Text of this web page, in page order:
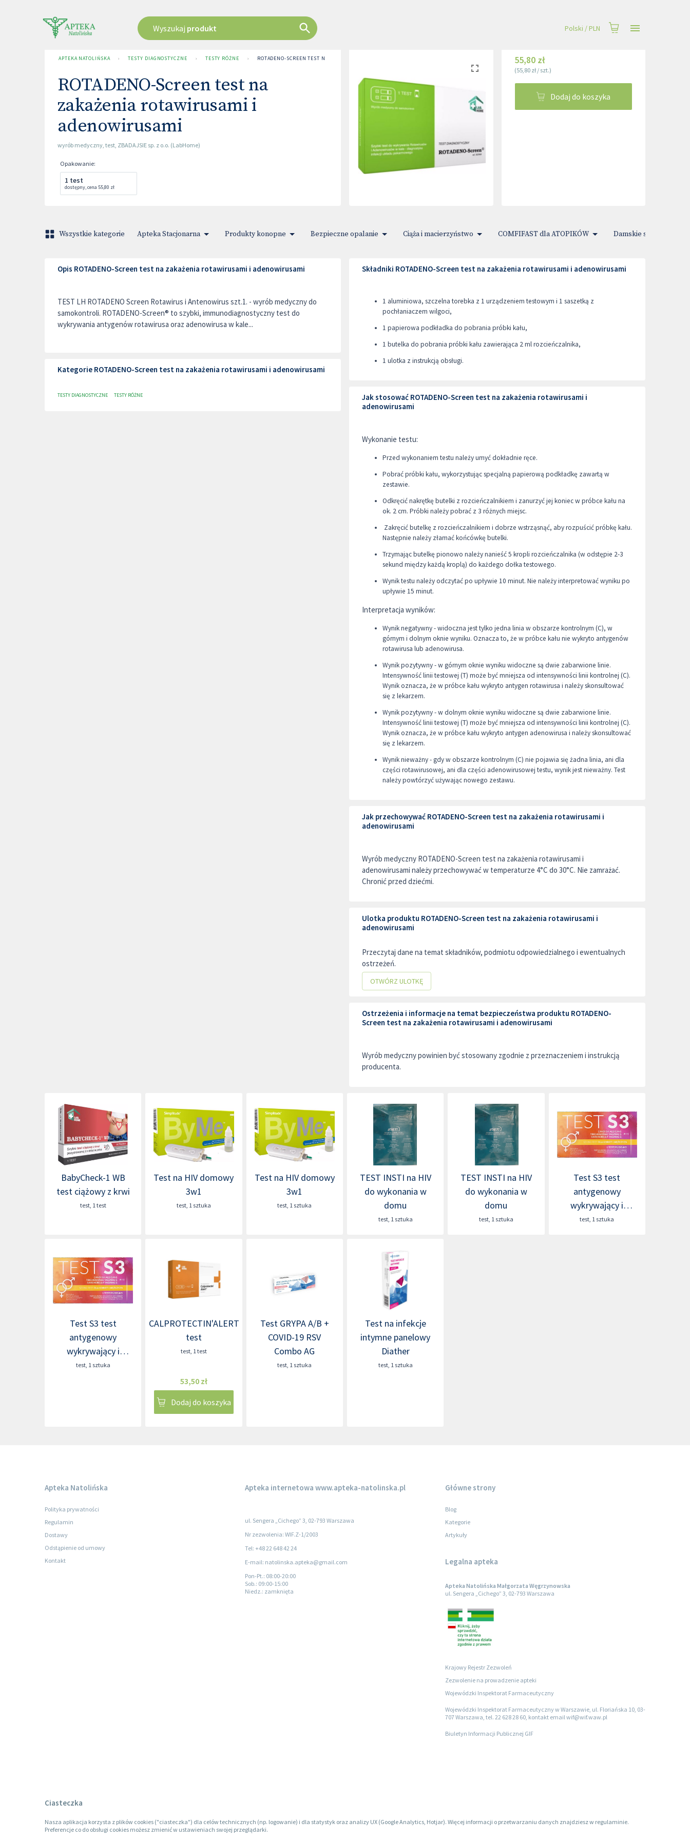
Wyszukaj produkt Polski /PLN
APTEKA NATOLIŃSKA › TESTY DIAGNOSTYCZNE › TESTY RÓŻNE › ROTADENO-SCREEN TEST NA ZAKAŻENIA ROTAWIRUSAMI I ADENOWIRUSAMI
ROTADENO-Screen test na
zakażenia rotawirusami i
adenowirusami
wyrób medyczny, test, ZBADAJSIE sp. z o.o. (LabHome)
Opakowanie:
1 test
dostępny,cena 55,80 zł
55,80 zł
(55,80 zł/ szt.)
Dodaj do koszyka
Wszystkie kategorie Apteka Stacjonarna Produkty konopne Bezpieczne opalanie Ciąża i macierzyństwo COMFIFAST dla ATOPIKÓW Damskie sprawy
Opis ROTADENO-Screen test na zakażenia rotawirusami i adenowirusami
TEST LH ROTADENO Screen Rotawirus i Antenowirus szt.1. - wyrób medyczny do
samokontroli. ROTADENO-Screen® to szybki, immunodiagnostyczny test do
wykrywania antygenów rotawirusa oraz adenowirusa w kale...
Kategorie ROTADENO-Screen test na zakażenia rotawirusami i adenowirusami
TESTY DIAGNOSTYCZNE TESTY RÓŻNE
Składniki ROTADENO-Screen test na zakażenia rotawirusami i adenowirusami
1 aluminiowa, szczelna torebka z 1 urządzeniem testowym i 1 saszetką z
pochłaniaczem wilgoci,
1 papierowa podkładka do pobrania próbki kału,
1 butelka do pobrania próbki kału zawierająca 2 ml rozcieńczalnika,
1 ulotka z instrukcją obsługi.
Jak stosować ROTADENO-Screen test na zakażenia rotawirusami i
adenowirusami
Wykonanie testu:
Przed wykonaniem testu należy umyć dokładnie ręce.
Pobrać próbki kału, wykorzystując specjalną papierową podkładkę zawartą w
zestawie.
Odkręcić nakrętkę butelki z rozcieńczalnikiem i zanurzyć jej koniec w próbce kału na
ok. 2 cm. Próbki należy pobrać z 3 różnych miejsc.
Zakręcić butelkę z rozcieńczalnikiem i dobrze wstrząsnąć, aby rozpuścić próbkę kału.
Następnie należy złamać końcówkę butelki.
Trzymając butelkę pionowo należy nanieść 5 kropli rozcieńczalnika (w odstępie 2-3
sekund między każdą kroplą) do każdego dołka testowego.
Wynik testu należy odczytać po upływie 10 minut. Nie należy interpretować wyniku po
upływie 15 minut.
Interpretacja wyników:
Wynik negatywny - widoczna jest tylko jedna linia w obszarze kontrolnym (C), w
górnym i dolnym oknie wyniku. Oznacza to, że w próbce kału nie wykryto antygenów
rotawirusa lub adenowirusa.
Wynik pozytywny - w górnym oknie wyniku widoczne są dwie zabarwione linie.
Intensywność linii testowej (T) może być mniejsza od intensywności linii kontrolnej (C).
Wynik oznacza, że w próbce kału wykryto antygen rotawirusa i należy skonsultować
się z lekarzem.
Wynik pozytywny - w dolnym oknie wyniku widoczne są dwie zabarwione linie.
Intensywność linii testowej (T) może być mniejsza od intensywności linii kontrolnej (C).
Wynik oznacza, że w próbce kału wykryto antygen adenowirusa i należy skonsultować
się z lekarzem.
Wynik nieważny - gdy w obszarze kontrolnym (C) nie pojawia się żadna linia, ani dla
części rotawirusowej, ani dla części adenowirusowej testu, wynik jest nieważny. Test
należy powtórzyć używając nowego zestawu.
Jak przechowywać ROTADENO-Screen test na zakażenia rotawirusami i
adenowirusami
Wyrób medyczny ROTADENO-Screen test na zakażenia rotawirusami i
adenowirusami należy przechowywać w temperaturze 4°C do 30°C. Nie zamrażać.
Chronić przed dziećmi.
Ulotka produktu ROTADENO-Screen test na zakażenia rotawirusami i
adenowirusami
Przeczytaj dane na temat składników, podmiotu odpowiedzialnego i ewentualnych
ostrzeżeń.
OTWÓRZ ULOTKĘ
Ostrzeżenia i informacje na temat bezpieczeństwa produktu ROTADENO-
Screen test na zakażenia rotawirusami i adenowirusami
Wyrób medyczny powinien być stosowany zgodnie z przeznaczeniem i instrukcją
producenta.
BabyCheck-1 WB
test ciążowy z krwi
test, 1 test
Test na HIV domowy
3w1
test, 1 sztuka
Test na HIV domowy
3w1
test 1 sztuka
TEST INSTI na HIV
do wykonania w
domu
test, 1 sztuka
TEST INSTI na HIV
do wykonania w
domu
test, 1 sztuka
Test S3 test
antygenowy
wykrywający i
różnicujący choroby
test 1 sztuka
Test S3 test
antygenowy
wykrywający i
różnicujący choroby
test, 1 sztuka
CALPROTECTIN'ALERT
test
test, 1 test
53,50 zł
Dodaj do koszyka
Test GRYPA A/B +
COVID-19 RSV
Combo AG
test 1 sztuka
Test na infekcje
intymne panelowy
Diather
test, 1 sztuka
Apteka Natolińska
Polityka prywatności
Regulamin
Dostawy
Odstąpienie od umowy
Kontakt
Apteka internetowa www.apteka-natolinska.pl
ul. Sengera „Cichego” 3, 02-793 Warszawa
Nr zezwolenia: WIF.Z-1/2003
Tel: +48 22 648 42 24
E-mail: natolinska.apteka@gmail.com
Pon-Pt.: 08:00-20:00
Sob.: 09:00-15:00
Niedz.: zamknięta
Główne strony
Blog
Kategorie
Artykuły
Legalna apteka
Apteka Natolińska Małgorzata Węgrzynowska
ul. Sengera „Cichego” 3, 02-793 Warszawa
Krajowy Rejestr Zezwoleń
Zezwolenie na prowadzenie apteki
Wojewódzki Inspektorat Farmaceutyczny
Wojewódzki Inspektorat Farmaceutyczny w Warszawie, ul. Floriańska 10, 03-
707 Warszawa, tel. 22 628 28 60, kontakt email wif@wif.waw.pl
Biuletyn Informacji Publicznej GIF
Ciasteczka
Nasza aplikacja korzysta z plików cookies ("ciasteczka") dla celów technicznych (np. logowanie) i dla statystyk oraz analizy UX (Google Analytics, Hotjar). Więcej informacji o przetwarzaniu danych znajdziesz w regulaminie.
Preferencje co do obsługi cookies możesz zmienić w ustawieniach swojej przeglądarki.